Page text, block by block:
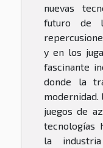
nuevas
futuro de
y en los
fascinante
donde la
modernidad.
juegos de
tecnologías
la